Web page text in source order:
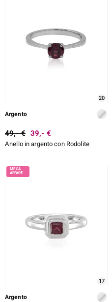
20
Argento
49,- € 39,- €
Anello in argento con Rodolite
17
Argento